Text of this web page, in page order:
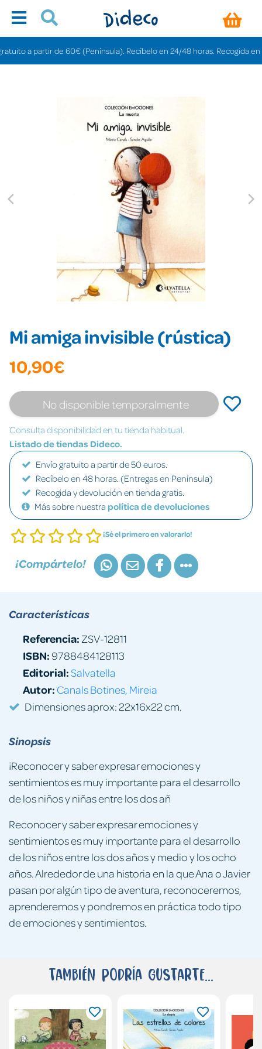
a partir de 60€ (Península). Recíbelo en 24/48 horas. Recogida en
Mi amiga invisible (rústica)
10,90€
No disponible temporalmente
Consulta disponibilidad en tu tienda habitual.
Listado de tiendas Dideco.
Envío gratuito a partir de 50 euros.
Recíbelo en 48 horas. (Entregas en Península)
Recogida y devolución en tienda gratis.
Más sobre nuestra política de devoluciones
¡Sé el primero en valorarlo!
¡Compártelo!
Sinopsis
¡Reconocer y saber expresar emociones y
sentimientos es muy importante para el desarrollo
de los niños y niñas entre los dos añ
Reconocer y saber expresar emociones y
sentimientos es muy importante para el desarrollo
de los niños entre los dos años y medio y los ocho
años. Alrededor de una historia en la que Ana o Javier
pasan por algún tipo de aventura, reconoceremos,
aprenderemos y pondremos en práctica todo tipo
de emociones y sentimientos.
Características
Referencia: ZSV-12811
ISBN:9788484128113
Editorial:Salvatella
Autor: Canals Botines, Mireia
Dimensiones aprox: 22x16x22 cm.
También podría gustarte...